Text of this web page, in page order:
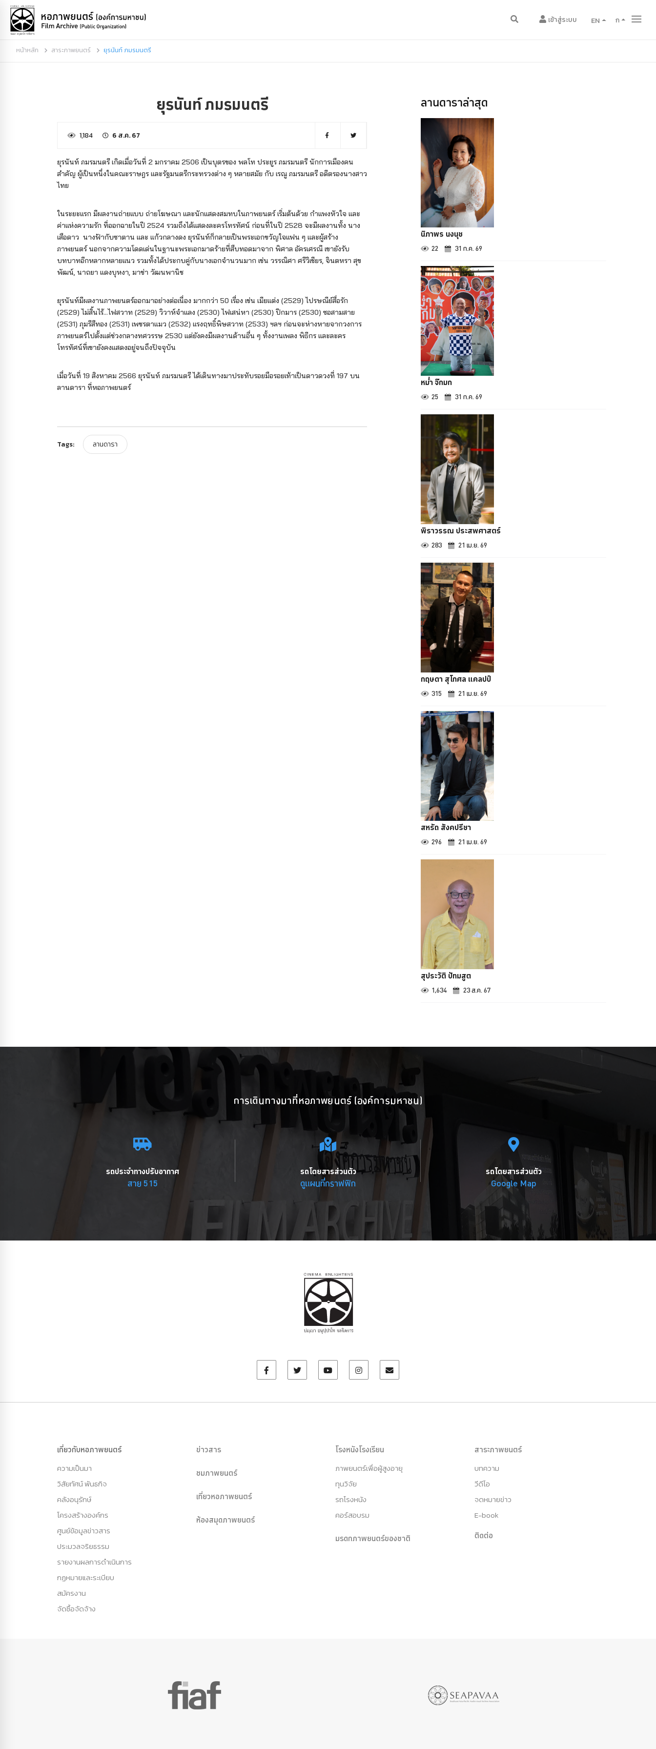
เข้าสู่ระบบ EN ก
หน้าหลัก สาระภาพยนตร์ ยุรนันท์ ภมรมนตรี
ยุรนันท์ ภมรมนตรี
1,184 6 ส.ค. 67
ยุรนันท์ ภมรมนตรี เกิดเมื่อวันที่ 2 มกราคม 2506 เป็นบุตรของ พลโท ประยูร ภมรมนตรี นักการเมืองคน
สำคัญ ผู้เป็นหนึ่งในคณะราษฎร และรัฐมนตรีกระทรวงต่าง ๆ หลายสมัย กับ เรณู ภมรมนตรี อดีตรองนางสาว
ไทย
ในระยะแรก มีผลงานถ่ายแบบ ถ่ายโฆษณา และนักแสดงสมทบในภาพยนตร์ เริ่มต้นด้วย กำแพงหัวใจ และ
ค่าแห่งความรัก ที่ออกฉายในปี 2524 รวมถึงได้แสดงละครโทรทัศน์ ก่อนที่ในปี 2528 จะมีผลงานทั้ง นาง
เสือดาว นางฟ้ากับซาตาน และ แก้วกลางดง ยุรนันท์ก็กลายเป็นพระเอกขวัญใจแฟน ๆ และผู้สร้าง
ภาพยนตร์ นอกจากความโดดเด่นในฐานะพระเอกมาดร้ายที่สืบทอดมาจาก พิศาล อัครเศรณี เขายังรับ
บทบาทอีกหลากหลายแนว รวมทั้งได้ประกบคู่กับนางเอกจำนวนมาก เช่น วรรณิศา ศรีวิเชียร, จินตหรา สุข
พัฒน์, นาถยา แดงบุหงา, มาช่า วัฒนพานิช
ยุรนันท์มีผลงานภาพยนตร์ออกมาอย่างต่อเนื่อง มากกว่า 50 เรื่อง เช่น เมียแต่ง (2529) ไปรษณีย์สื่อรัก
(2529) ไม่สิ้นไร้...ไฟสวาท (2529) วิวาห์จำแลง (2530) ไฟเสน่หา (2530) ปีกมาร (2530) ซอสามสาย
(2531) ภุมรีสีทอง (2531) เพชรตาแมว (2532) แรงฤทธิ์พิษสวาท (2533) ฯลฯ ก่อนจะห่างหายจากวงการ
ภาพยนตร์ไปตั้งแต่ช่วงกลางทศวรรษ 2530 แต่ยังคงมีผลงานด้านอื่น ๆ ทั้งงานเพลง พิธีกร และละคร
โทรทัศน์ที่เขายังคงแสดงอยู่จนถึงปัจจุบัน
เมื่อวันที่ 19 สิงหาคม 2566 ยุรนันท์ ภมรมนตรี ได้เดินทางมาประทับรอยมือรอยเท้าเป็นดาวดวงที่ 197 บน
ลานดารา ที่หอภาพยนตร์
Tags: ลานดารา
ลานดาราล่าสุด
นิภาพร นงนุช
22 31 ก.ค. 69
หม่ำ จ๊กมก
25 31 ก.ค. 69
พิราวรรณ ประสพศาสตร์
283 21 เม.ย. 69
กฤษดา สุโกศล แคลปป์
315 21 เม.ย. 69
สหรัถ สังคปรีชา
296 21 เม.ย. 69
สุประวัติ ปัทมสูต
1,634 23 ส.ค. 67
การเดินทางมาที่หอภาพยนตร์ (องค์การมหาชน)
รถประจำทางปรับอากาศ
สาย 515
รถโดยสารส่วนตัว
ดูแผนที่กราฟฟิก
รถโดยสารส่วนตัว
Google Map
เกี่ยวกับหอภาพยนตร์
ความเป็นมา
วิสัยทัศน์ พันธกิจ
คลังอนุรักษ์
โครงสร้างองค์กร
ศูนย์ข้อมูลข่าวสาร
ประมวลจริยธรรม
รายงานผลการดำเนินการ
กฏหมายและระเบียบ
สมัครงาน
จัดซื้อจัดจ้าง
ข่าวสาร
ชมภาพยนตร์
เที่ยวหอภาพยนตร์
ห้องสมุดภาพยนตร์
โรงหนังโรงเรียน
ภาพยนตร์เพื่อผู้สูงอายุ
ทุนวิจัย
รถโรงหนัง
คอร์สอบรม
มรดกภาพยนตร์ของชาติ
สาระภาพยนตร์
บทความ
วีดีโอ
จดหมายข่าว
E-book
ติดต่อ